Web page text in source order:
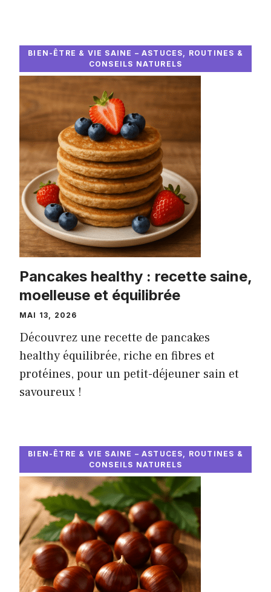
BIEN-ÊTRE & VIE SAINE – ASTUCES, ROUTINES &
CONSEILS NATURELS
Pancakes healthy : recette saine,
moelleuse et équilibrée
MAI 13, 2026
Découvrez une recette de pancakes
healthy équilibrée, riche en fibres et
protéines, pour un petit-déjeuner sain et
savoureux !
BIEN-ÊTRE & VIE SAINE – ASTUCES, ROUTINES &
CONSEILS NATURELS